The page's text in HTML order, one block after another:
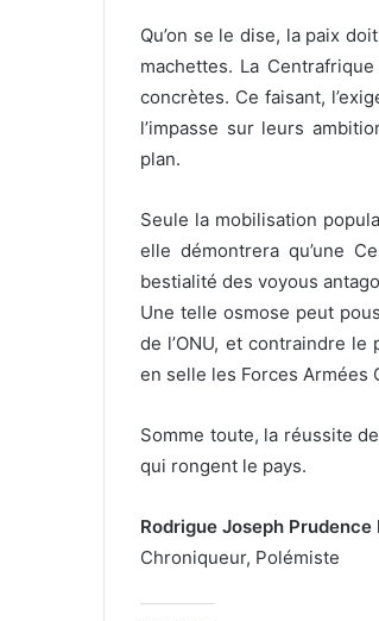
Qu’on se le dise, la paix
machettes. La
concrètes. Ce faisant,
l’impasse sur leurs
plan.
Seule la mobilisation
elle démontrera qu’une
bestialité des voyous
Une telle osmose peut
de l’ONU, et contraindre
en selle les Forces Armées
Somme toute, la réussite
qui rongent le pays.
Rodrigue Joseph Prudence
Chroniqueur, Polémiste